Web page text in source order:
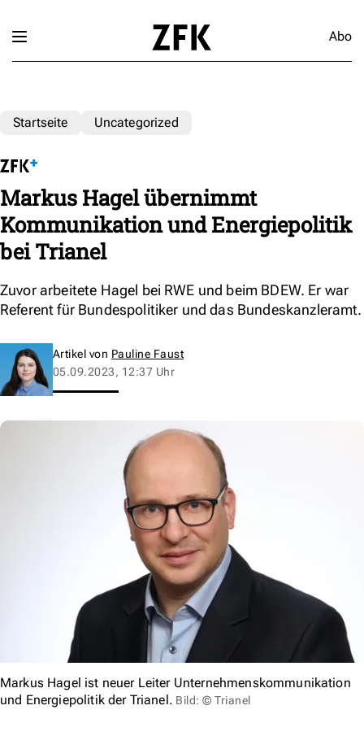
Abo
Startseite Uncategorized
Markus Hagel übernimmt
Kommunikation und Energiepolitik
bei Trianel
Zuvor arbeitete Hagel bei RWE und beim BDEW. Er war
Referent für Bundespolitiker und das Bundeskanzleramt.
Artikel von Pauline Faust
05.09.2023, 12:37 Uhr
Markus Hagel ist neuer Leiter Unternehmenskommunikation
und Energiepolitik der Trianel. Bild: © Trianel